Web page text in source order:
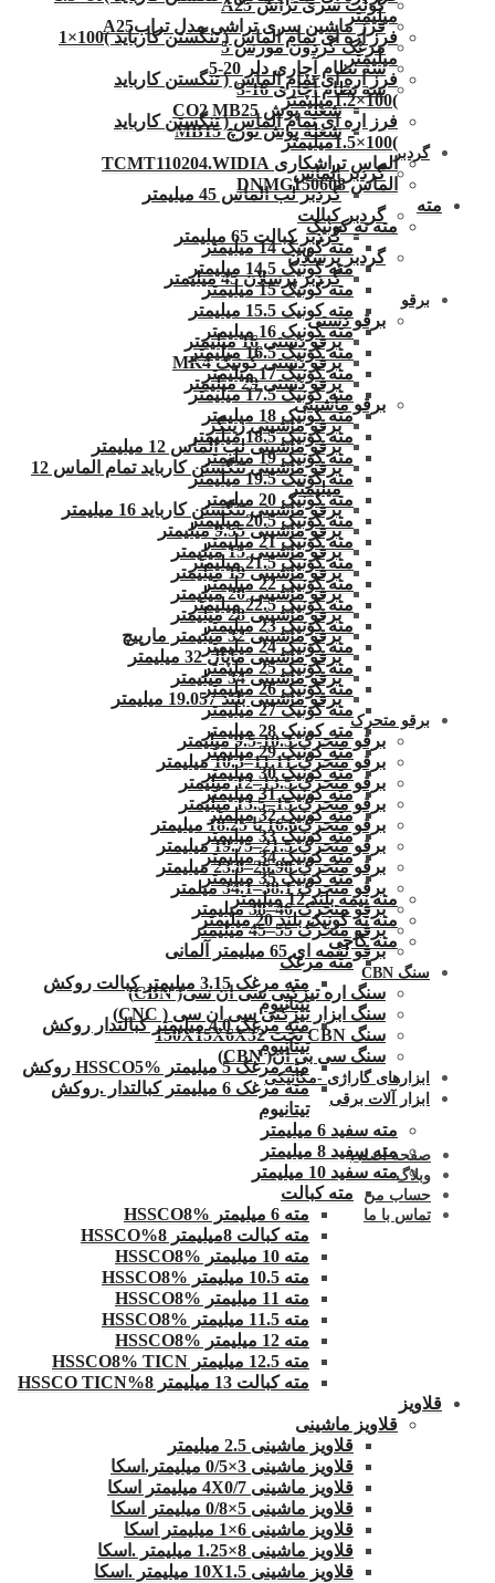
کولت سری تراش A25
فرز ماشین سری تراشی مدل ترابA25
مرغک گردون مورس 5
سه نظام آچاری دلر 20-5
سه نظام آچاری 16-3
شعله پوش CO2 MB25
شعله پوش تورچ MB15
گردبر
گردبر الماس
گردبر لب الماس 45 میلیمتر
گردبر کبالت
گردبر کبالت 65 میلیمتر
گردبر پرسلان
گردبر پرسلان 45 میلیمتر
برقو
برقو دستی
برقو دستی 16 میلیمتر
برقو دستی کونیک MK4
برقو دستی 29 میلیمتر
برقو ماشینی
برقو ماشینی زینگر
برقو ماشینی لب الماس 12 میلیمتر
برقو ماشینی تنگستن کارباید تمام الماس 12
میلیمتر
برقو ماشینی تنگستن کارباید 16 میلیمتر
برقو ماشینی 9.55 میلیمتر
برقو ماشینی 15 میلیمتر
برقو ماشینی 19 میلیمتر
برقو ماشینی 20 میلیمتر
برقو ماشینی 28 میلیمتر
برقو ماشینی 32 میلیمتر مارپیچ
برقو ماشینی ماپال 32 میلیمتر
برقو ماشینی 34 میلیمتر
برقو ماشینی بلند 19.057 میلیمتر
برقو متحرک
برقو متحرک 10.3-9.5 میلیمتر
برقو متحرک 11.11–10.3 میلیمتر
برقو متحرک 13.5–12 میلیمتر
برقو متحرک 15–13.5 میلیمتر
برقو متحرک16.6 تا 18.25 میلیمتر
برقو متحرک 21.5–19.75 میلیمتر
برقو متحرک 26.98–23.8 میلیمتر
برقو متحرک 38.1–34.1 میلمتر
برقو متحرک 46–38 میلیمتر
برقو متحرک 55–45 میلیمتر
برقو لقمه ای 65 میلیمتر آلمانی
سنگ CBN
سنگ اره تیزکنی سی ان سی( CBN)
سنگ ابزار تیزکنی سی ان سی ( CNC)
سنگ CBN تخت 150X15X6X32
سنگ سی بی ان( CBN)
ابزارهای گاراژی -مکانیکی
ابزار آلات برقی
صفحه اصلی
وبلاگ
حساب من
تماس با ما
میلیمتر
فرز اره ای تمام الماس ( تنگستن کارباید )100×1
میلیمتر
فرز اره ای تمام الماس ( تنگستن کارباید
)100×1.2میلیمتر
فرز اره ای تمام الماس ( تنگستن کارباید
)100×1.5میلیمتر
الماس تراشکاری TCMT110204.WIDIA
الماس DNMG150608
مته
مته ته کونیک
مته کونیک 14 میلیمتر
مته کونیک 14.5 میلیمتر
مته کونیک 15 میلیمتر
مته کونیک 15.5 میلیمتر
مته کونیک 16 میلیمتر
مته کونیک 16.5 میلیمتر
مته کونیک 17 میلیمتر
مته کونیک 17.5 میلیمتر
مته کونیک 18 میلیمتر
مته کونیک 18.5 میلیمتر
مته کونیک 19 میلیمتر
مته کونیک 19.5 میلیمتر
مته کونیک 20 میلیمتر
مته کونیک 20.5 میلیمتر
مته کونیک 21 میلیمتر
مته کونیک 21.5 میلیمتر
مته کونیک 22 میلیمتر
مته کونیک 22.5 میلیمتر
مته کونیک 23 میلیمتر
مته کونیک 24 میلیمتر
مته کونیک 25 میلیمتر
مته کونیک 26 میلیمتر
مته کونیک 27 میلیمتر
مته کونیک 28 میلیمتر
مته کونیک 29 میلیمتر
مته کونیک 30 میلیمتر
مته کونیک 31 میلیمتر
مته کونیک 32 میلمتر
مته کونیک 33 میلیمتر
مته کونیک 34 میلیمتر
مته کونیک 35 میلیمتر
مته نیمه بلند 12 میلیمتر
مته ته کونیک بلند 20 میلیمتر
مته کاجی
مته مرغک
مته مرغک 3.15 میلیمتر کبالت روکش
تیتانیوم
مته مرغک 4.0 میلیمتر کبالتدار روکش
تیتانیوم
مته مرغک 5 میلیمتر HSSCO5% روکش
مته مرغک 6 میلیمتر کبالتدار .روکش
تیتانیوم
مته سفید 6 میلیمتر
مته سفید 8 میلیمتر
مته سفید 10 میلیمتر
مته کبالت
مته 6 میلیمتر HSSCO8%
مته کبالت 8میلیمتر 8%HSSCO
مته 10 میلیمتر HSSCO8%
مته 10.5 میلیمتر HSSCO8%
مته 11 میلیمتر HSSCO8%
مته 11.5 میلیمتر HSSCO8%
مته 12 میلیمتر HSSCO8%
مته 12.5 میلیمتر HSSCO8% TICN
مته کبالت 13 میلیمتر 8%HSSCO TICN
قلاویز
قلاویز ماشینی
قلاویز ماشینی 2.5 میلیمتر
قلاویز ماشینی 3×0/5 میلیمتر.اسکا
قلاویز ماشینی 4X0/7 میلیمتر اسکا
قلاویز ماشینی 5×0/8 میلیمتر اسکا
قلاویز ماشینی 6×1 میلیمتر اسکا
قلاویز ماشینی 8×1.25 میلیمتر .اسکا
قلاویز ماشینی 10X1.5 میلیمتر .اسکا